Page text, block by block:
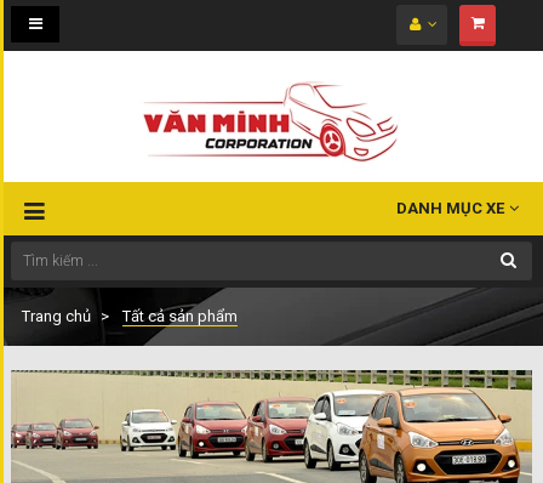
Toggle
navigation
DANH MỤC XE
Trang chủ Tất cả sản phẩm